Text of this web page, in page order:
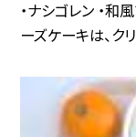
・ナシゴレン ・和
ーズケーキは、ク